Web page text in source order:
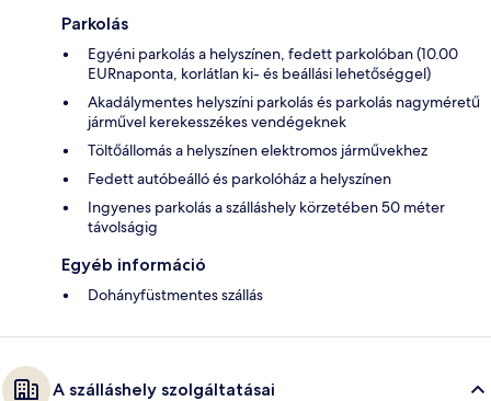
Parkolás
Egyéni parkolás a helyszínen, fedett parkolóban (10.00
EURnaponta, korlátlan ki- és beállási lehetőséggel)
Akadálymentes helyszíni parkolás és parkolás nagyméretű
járművel kerekesszékes vendégeknek
Töltőállomás a helyszínen elektromos járművekhez
Fedett autóbeálló és parkolóház a helyszínen
Ingyenes parkolás a szálláshely körzetében 50 méter
távolságig
Egyéb információ
Dohányfüstmentes szállás
A szálláshely szolgáltatásai